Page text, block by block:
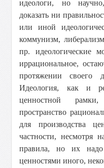
идеологи, но
доказать ни
или иной
коммунизм,
пр. идеологические
иррациональное,
протяжении своего
Идеология, как и
ценностной рамки,
пространство
для производства
частности, несмотря
правила, но их надо
ценностями иного,